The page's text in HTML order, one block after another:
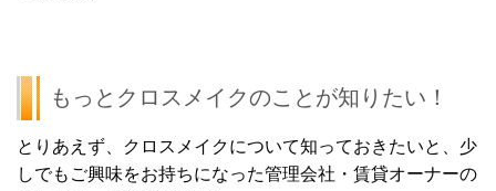
もっとクロスメイクのことが知りたい！
とりあえず、クロスメイクについて知っておきたいと、少
しでもご興味をお持ちになった管理会社・賃貸オーナーの